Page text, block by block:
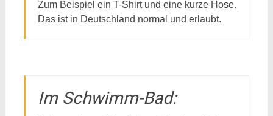
Zum Beispiel ein T-Shirt und eine kurze Hose.
Das ist in Deutschland normal und erlaubt.
Im Schwimm-Bad: